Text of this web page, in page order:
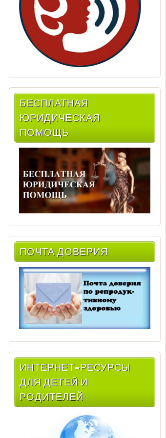
БЕСПЛАТНАЯ
ЮРИДИЧЕСКАЯ
ПОМОЩЬ
ПОЧТА ДОВЕРИЯ
ИНТЕРНЕТ-РЕСУРСЫ
ДЛЯ ДЕТЕЙ И
РОДИТЕЛЕЙ